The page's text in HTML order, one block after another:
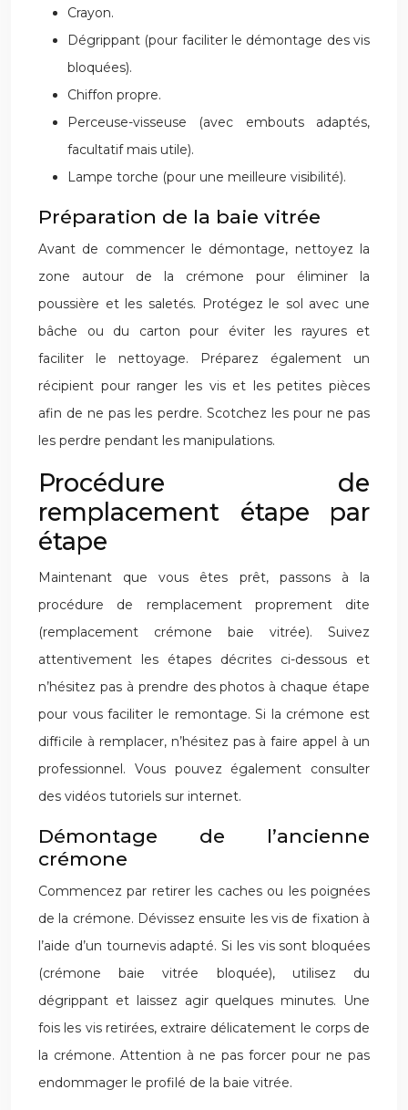
Crayon.
Dégrippant (pour faciliter le démontage des vis
bloquées).
Chiffon propre.
Perceuse-visseuse (avec embouts adaptés,
facultatif mais utile).
Lampe torche (pour une meilleure visibilité).
Préparation de la baie vitrée
Avant de commencer le démontage, nettoyez la
zone autour de la crémone pour éliminer la
poussière et les saletés. Protégez le sol avec une
bâche ou du carton pour éviter les rayures et
faciliter le nettoyage. Préparez également un
récipient pour ranger les vis et les petites pièces
afin de ne pas les perdre. Scotchez les pour ne pas
les perdre pendant les manipulations.
Procédure de
remplacement étape par
étape
Maintenant que vous êtes prêt, passons à la
procédure de remplacement proprement dite
(remplacement crémone baie vitrée). Suivez
attentivement les étapes décrites ci-dessous et
n’hésitez pas à prendre des photos à chaque étape
pour vous faciliter le remontage. Si la crémone est
difficile à remplacer, n’hésitez pas à faire appel à un
professionnel. Vous pouvez également consulter
des vidéos tutoriels sur internet.
Démontage de l’ancienne
crémone
Commencez par retirer les caches ou les poignées
de la crémone. Dévissez ensuite les vis de fixation à
l’aide d’un tournevis adapté. Si les vis sont bloquées
(crémone baie vitrée bloquée), utilisez du
dégrippant et laissez agir quelques minutes. Une
fois les vis retirées, extraire délicatement le corps de
la crémone. Attention à ne pas forcer pour ne pas
endommager le profilé de la baie vitrée.